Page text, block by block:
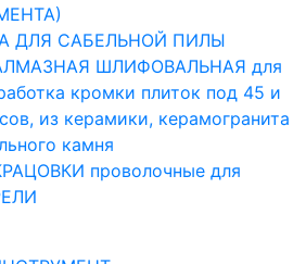
ДЛЯ САБЕЛЬНОЙ ПИЛЫ
ШЛИФОВАЛЬНАЯ для
кромки плиток под 45 и
из керамики, керамогранита
камня
проволочные для